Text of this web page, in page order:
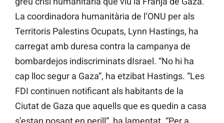
La coordinadora humanitària de l’ONU per als
Territoris Palestins Ocupats, Lynn Hastings, ha
carregat amb duresa contra la campanya de
bombardejos indiscriminats dIsrael. “No hi ha
cap lloc segur a Gaza”, ha etzibat Hastings. “Les
FDI continuen notificant als habitants de la
Ciutat de Gaza que aquells que es quedin a casa
s’estan posant en perill”, ha lamentat. “Per a